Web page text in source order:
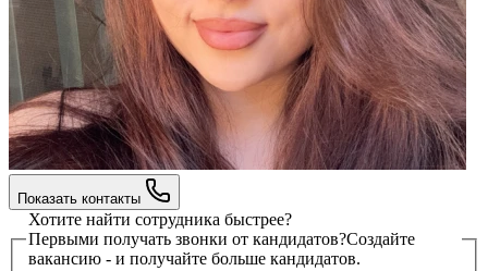
Показать контакты
Хотите найти сотрудника быстрее?
Первыми получать звонки от кандидатов?Создайте
вакансию - и получайте больше кандидатов.